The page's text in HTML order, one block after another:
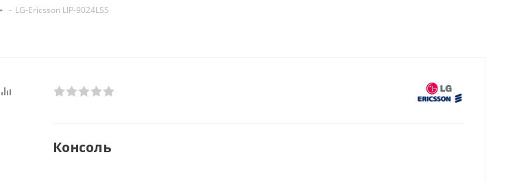
- LG-Ericsson LIP-9024LSS
Консоль